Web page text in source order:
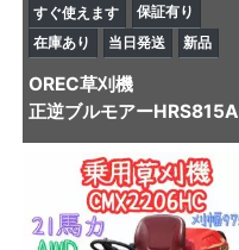
すぐ使えます
保証有り
在庫あり
当日発送 新品
OREC草刈機
正逆ブルモアーHRS815A